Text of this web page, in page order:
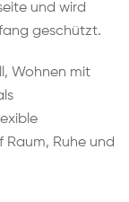
und wird
geschützt.
Wohnen mit
Raum, Ruhe und